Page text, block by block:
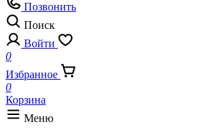
Позвонить
Поиск
Войти
0
Избранное
0
Корзина
Меню